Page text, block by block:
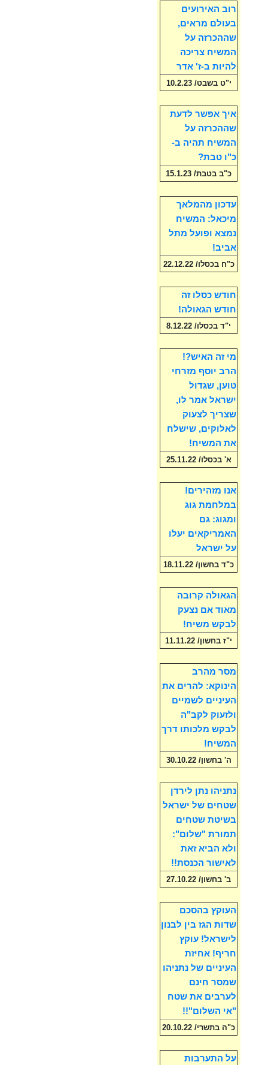
רוב האירועים
בעולם מראים,
שההכרזה על
המשיח צריכה
להיות ב-ז' אדר
י"ט בשבט/ 10.2.23
איך אפשר לדעת
שההכרזה על
המשיח תהיה ב-
כ"ו טבת?
כ"ב בטבת/ 15.1.23
עדכון מהמלאך
מיכאל: המשיח
נמצא ופועל מתל
אביב!
כ"ח בכסלו/ 22.12.22
חודש כסלו זה
חודש הגאולה!
י"ד בכסלו/ 8.12.22
מי זה האיש?!
הרב יוסף מזרחי
טוען, שגדול
ישראל אמר לו,
שצריך לצעוק
לאלוקים, שישלח
את המשיח!
א' בכסלו/ 25.11.22
אנו מזהירים!
במלחמת גוג
ומגוג: גם
האמריקאים יעלו
על ישראל
כ"ד בחשון/ 18.11.22
הגאולה קרובה
מאוד אם נצעק
לבקש משיח!
י"ז בחשון/ 11.11.22
מסר מהרב
הינוקא: להרים את
העיניים לשמיים
ולזעוק לקב"ה
לבקש מלכותו דרך
המשיח!
ה' בחשון/ 30.10.22
נתניהו נתן לירדן
שטחים של ישראל
בשיטת שטחים
תמורת "שלום":
ולא הביא זאת
לאישור הכנסת!!
ב' בחשון/ 27.10.22
העוקץ בהסכם
שדות הגז בין לבנון
לישראל! עוקץ
חריף! אחיזת
העיניים של נתניהו
שמסר חינם
לערבים את שטח
"אי השלום"!!
כ"ה בתשרי/ 20.10.22
על התערבות